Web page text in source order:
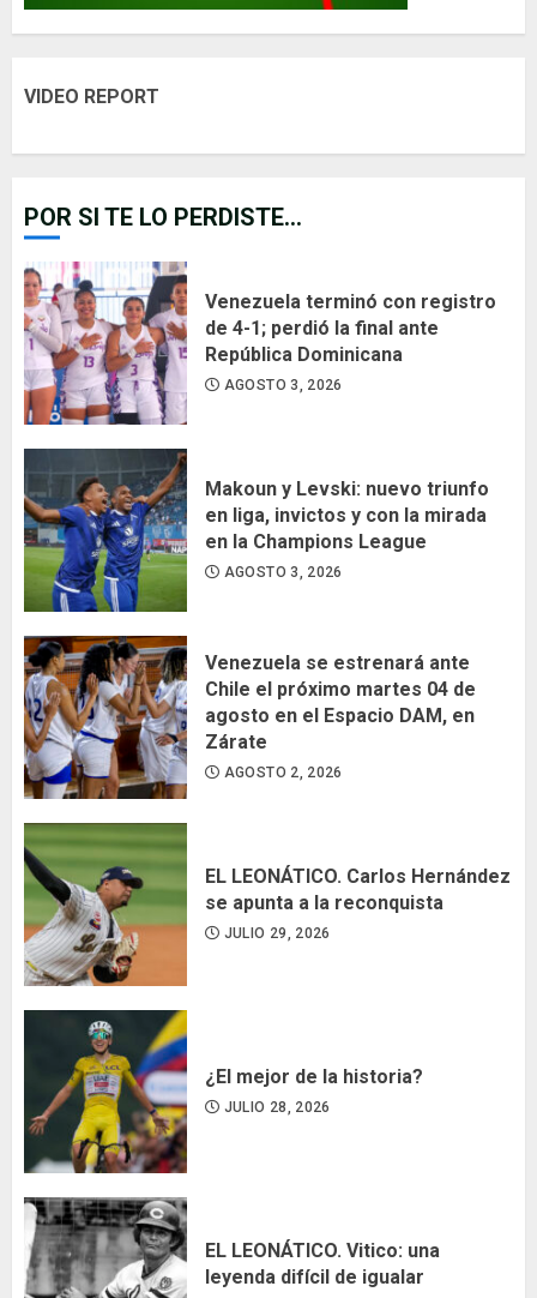
VIDEO REPORT
POR SI TE LO PERDISTE...
Venezuela terminó con registro
de 4-1; perdió la final ante
República Dominicana
AGOSTO 3, 2026
Makoun y Levski: nuevo triunfo
en liga, invictos y con la mirada
en la Champions League
AGOSTO 3, 2026
Venezuela se estrenará ante
Chile el próximo martes 04 de
agosto en el Espacio DAM, en
Zárate
AGOSTO 2, 2026
EL LEONÁTICO. Carlos Hernández
se apunta a la reconquista
JULIO 29, 2026
¿El mejor de la historia?
JULIO 28, 2026
EL LEONÁTICO. Vitico: una
leyenda difícil de igualar